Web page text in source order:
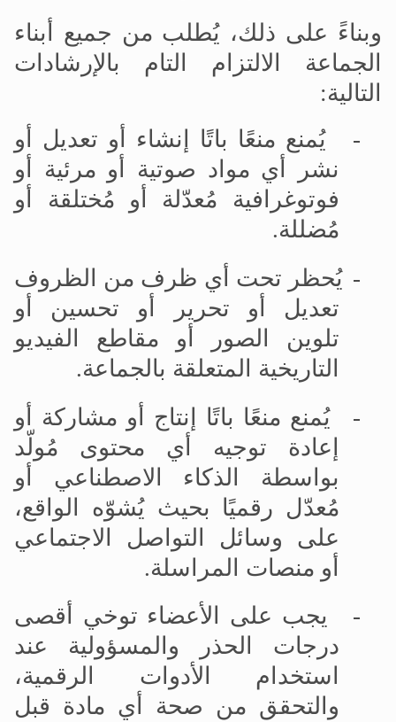
وبناءً على ذلك، يُطلب من جميع أبناء
الجماعة الالتزام التام بالإرشادات
التالية:
-
يُمنع منعًا باتًا إنشاء أو تعديل أو
نشر أي مواد صوتية أو مرئية أو
فوتوغرافية مُعدّلة أو مُختلقة أو
مُضللة.
- يُحظر تحت أي ظرف من الظروف
تعديل أو تحرير أو تحسين أو
تلوين الصور أو مقاطع الفيديو
التاريخية المتعلقة بالجماعة.
-
يُمنع منعًا باتًا إنتاج أو مشاركة أو
إعادة توجيه أي محتوى مُولّد
بواسطة الذكاء الاصطناعي أو
مُعدّل رقميًا بحيث يُشوّه الواقع،
على وسائل التواصل الاجتماعي
أو منصات المراسلة.
-
يجب على الأعضاء توخي أقصى
درجات الحذر والمسؤولية عند
استخدام الأدوات الرقمية،
والتحقق من صحة أي مادة قبل